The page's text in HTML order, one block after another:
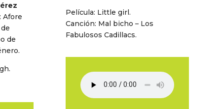
Afore
de
Película: Little girl.
Canción: Mal bicho – Los
Fabulosos Cadillacs.